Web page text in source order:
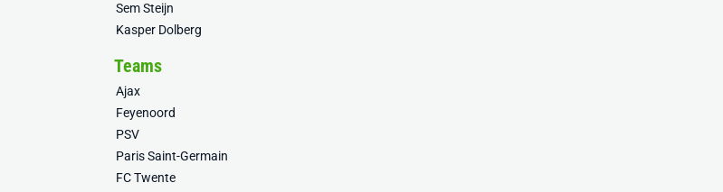
Sem Steijn
Kasper Dolberg
Teams
Ajax
Feyenoord
PSV
Paris Saint-Germain
FC Twente